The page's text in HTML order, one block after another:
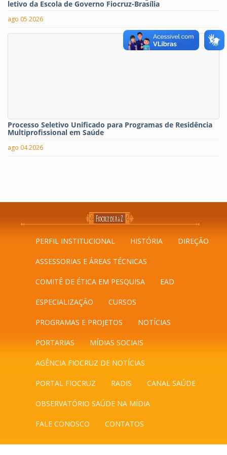
letivo da Escola de Governo Fiocruz-Brasília
ago 05 2026
Processo Seletivo Unificado para Programas de Residência
Multiprofissional em Saúde
ago 04 2026
PERFIL INSTITUCIONAL HISTÓRIA DIREÇÃO
ASSESSORIAS E ÁREAS TÉCNICAS
COMITÊ DE ÉTICA EM PESQUISA EAD
ESPECIALIZAÇÃO CURSOS
PROGRAMAS E PROJETOS NOTÍCIAS
PORTARIAS MÍDIAS SOCIAIS
AGÊNCIA FIOCRUZ DE NOTÍCIAS
PORTAL FIOCRUZ RADIS CANAL SAÚDE
OBSERVATÓRIO SAÚDE NA MÍDIA
FALE CONOSCO CONTATOS